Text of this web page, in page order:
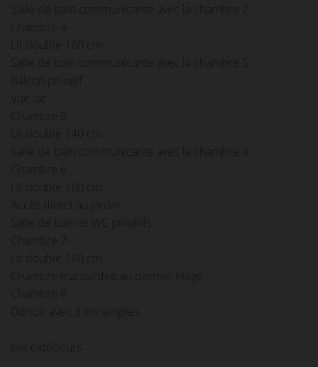
Salle de bain communicante avec la chambre 2
Chambre 4
Lit double 160 cm
Salle de bain communicante avec la chambre 5
Vue lac
Chambre 5
Lit double 140 cm
Salle de bain communicante avec la chambre 4
Chambre 6
Lit double 160 cm
Accès direct au jardin
Salle de bain et WC privatifs
Chambre 7
Lit double 160 cm
Chambre mansardée au dernier étage
Chambre 8
Dortoir avec 3 lits simples
Les extérieurs